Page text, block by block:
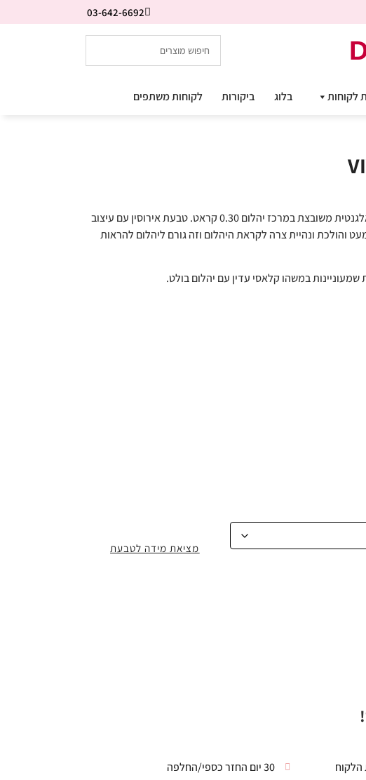
03-642-6692
לקוחות בלוג ביקורות לקוחות משתפים
טבעת אירוסין סוליטר קלאסית ואלגנטית משובצת במרכז יהלום 0.30 קראט. טבעת אירוסין עם עיצוב
והולכת ונהיית צרה לקראת היהלום וזה גורם ליהלום להראות
שמעוניינות במשהו קלאסי עדין עם יהלום בולט.
מציאת מידה לטבעת
הלקוח
30 יום החזר כספי/החלפה